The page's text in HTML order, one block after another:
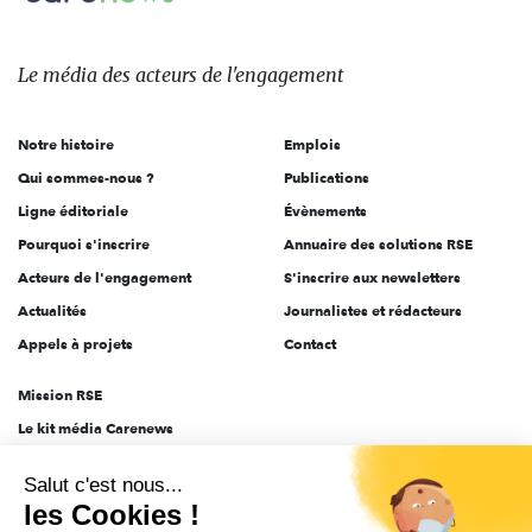
Le
des
l'engagement
Le média des acteurs de l'engagement
Notre histoire
Qui sommes-nous ?
Ligne éditoriale
Pourquoi s'inscrire
Acteurs de l'engagement
Actualités
Appels à projets
Emplois
Publications
Évènements
Annuaire des solutions RSE
S'inscrire aux newsletters
Journalistes et rédacteurs
Contact
Mission RSE
Le kit média Carenews
AEF info
Novethic
Salut c'est nous...
les Cookies !